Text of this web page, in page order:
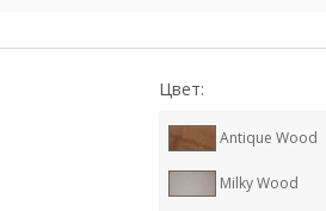
Цвет:
Antique Wood
Milky Wood